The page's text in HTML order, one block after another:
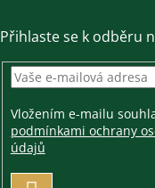
Přihlaste se k odběru
Vložením e-mailu
podmínkami ochrany
údajů